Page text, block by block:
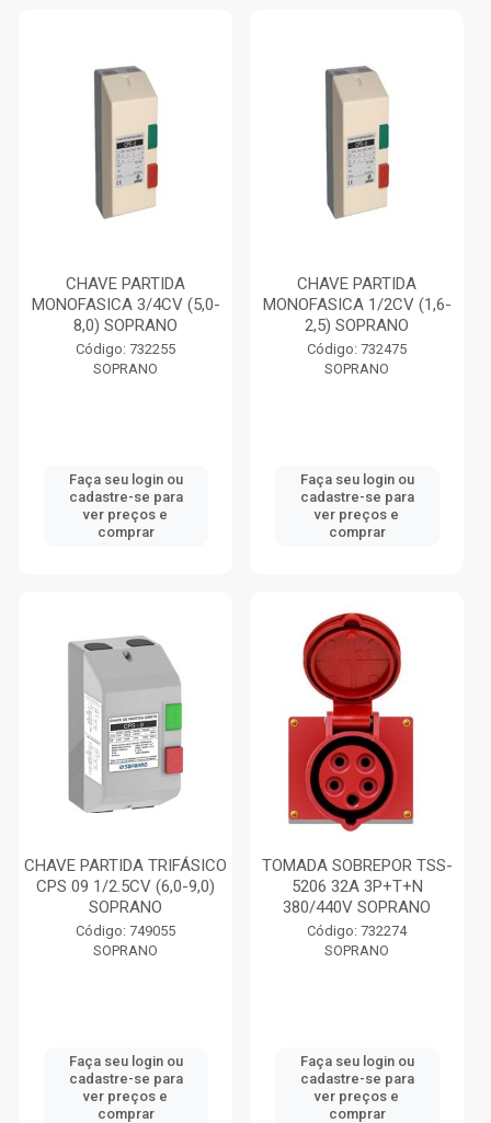
CHAVE PARTIDA
MONOFASICA 3/4CV (5,0-
8,0) SOPRANO
Código: 732255
SOPRANO
Faça seu login ou
cadastre-se para
ver preços e
comprar
CHAVE PARTIDA
MONOFASICA 1/2CV (1,6-
2,5) SOPRANO
Código: 732475
SOPRANO
Faça seu login ou
cadastre-se para
ver preços e
comprar
CHAVE PARTIDA TRIFÁSICO
CPS 09 1/2.5CV (6,0-9,0)
SOPRANO
Código: 749055
SOPRANO
Faça seu login ou
cadastre-se para
ver preços e
comprar
TOMADA SOBREPOR TSS-
5206 32A 3P+T+N
380/440V SOPRANO
Código: 732274
SOPRANO
Faça seu login ou
cadastre-se para
ver preços e
comprar